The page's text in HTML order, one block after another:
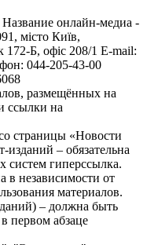
онлайн-медиа -
місто Київ,
Б, офіс 208/1 E-mail:
044-205-43-00
размещённых на
ссылки на
страницы «Новости
– обязательна
систем гиперссылка.
в независимости от
материалов.
– должна быть
первом абзаце